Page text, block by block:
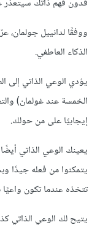
ووفقًا لدانييل جولمان،
الذكاء العاطفي.
يؤدي الوعي الذاتي إلى
الخمسة عند غولمان)
إيجابيًا على من حولك.
يعينك الوعي الذاتي
يتمكنوا من فعله جيدًا
تتخذه عندما تكون واعيًا
يتيح لك الوعي الذاتي